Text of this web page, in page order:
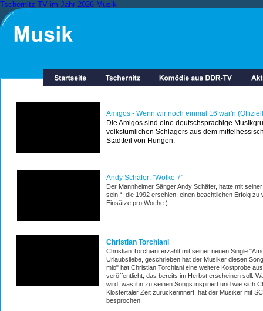
Amigos - Wenn wir noch einmal 16 wär'n
Die Amigos sind eine deutschsprachige
volkstümlichen Schlagers aus dem
Stadtteil von Hungen.
Andy Schäfer: "Wolke 7"
Der Mannheimer Sänger Andy Schäfer, hatte mit
sein “, die 1992 erschien, einen beachtlichen Erfolg
Einsätze pro Woche )
Christian Torchiani
Christian Torchiani erzählt mit seiner neuen Single
Urlaubsliebe, geschrieben hat der Musiker diesen
mio" hat Christian Torchiani eine weitere Kostprobe
veröffentlicht, das bereits im Herbst erscheinen soll.
wird, was ihn zu seinen Songs inspiriert und wie sich
Klostertaler Zeit zurückerinnert, hat der Musiker mit
besprochen.
Tschernitz TV im Jahr 2026 Musik